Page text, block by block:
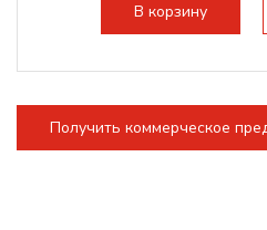
В корзину
Получить коммерческое